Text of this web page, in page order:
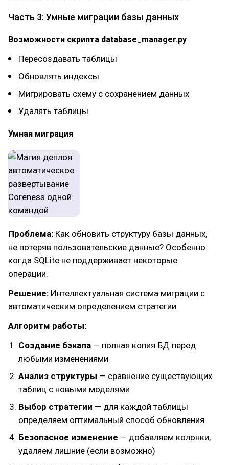
Часть 3: Умные миграции базы данных
Возможности скрипта database_manager.py
Пересоздавать таблицы
Обновлять индексы
Мигрировать схему с сохранением данных
Удалять таблицы
Умная миграция
Проблема: Как обновить структуру базы данных,
не потеряв пользовательские данные? Особенно
когда SQLite не поддерживает некоторые
операции.
Решение: Интеллектуальная система миграции с
автоматическим определением стратегии.
Алгоритм работы:
Создание бэкапа — полная копия БД перед
любыми изменениями
Анализ структуры — сравнение существующих
таблиц с новыми моделями
Выбор стратегии — для каждой таблицы
определяем оптимальный способ обновления
Безопасное изменение — добавляем колонки,
удаляем лишние (если возможно)